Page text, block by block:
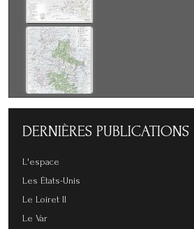
DERNIÈRES PUBLICATIONS
L'espace
Les États-Unis
Le Loiret II
Le Var